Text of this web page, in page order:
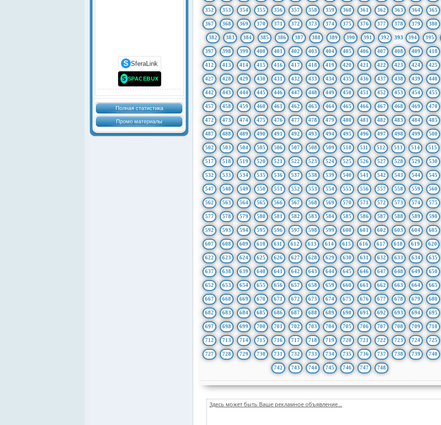
S SferaLink
S SPACEBUX
Полная статистика
Промо материалы
352 353 354 355 356 357 358 359 360 361 362 363 364 365
367 368 369 370 371 372 373 374 375 376 377 378 379 380
382 383 384 385 386 387 388 389 390 391 392 393 394 395
397 398 399 400 401 402 403 404 405 406 407 408 409 410
412 413 414 415 416 417 418 419 420 421 422 423 424 425
427 428 429 430 431 432 433 434 435 436 437 438 439 440
442 443 444 445 446 447 448 449 450 451 452 453 454 455
457 458 459 460 461 462 463 464 465 466 467 468 469 470
472 473 474 475 476 477 478 479 480 481 482 483 484 485
487 488 489 490 491 492 493 494 495 496 497 498 499 500
502 503 504 505 506 507 508 509 510 511 512 513 514 515
517 518 519 520 521 522 523 524 525 526 527 528 529 530
532 533 534 535 536 537 538 539 540 541 542 543 544 545
547 548 549 550 551 552 553 554 555 556 557 558 559 560
562 563 564 565 566 567 568 569 570 571 572 573 574 575
577 578 579 580 581 582 583 584 585 586 587 588 589 590
592 593 594 595 596 597 598 599 600 601 602 603 604 605
607 608 609 610 611 612 613 614 615 616 617 618 619 620
622 623 624 625 626 627 628 629 630 631 632 633 634 635
637 638 639 640 641 642 643 644 645 646 647 648 649 650
652 653 654 655 656 657 658 659 660 661 662 663 664 665
667 668 669 670 671 672 673 674 675 676 677 678 679 680
682 683 684 685 686 687 688 689 690 691 692 693 694 695
697 698 699 700 701 702 703 704 705 706 707 708 709 710
712 713 714 715 716 717 718 719 720 721 722 723 724 725
727 728 729 730 731 732 733 734 735 736 737 738 739 740
742 743 744 745 746 747 748
Здесь может быть Ваше рекламное объявление...